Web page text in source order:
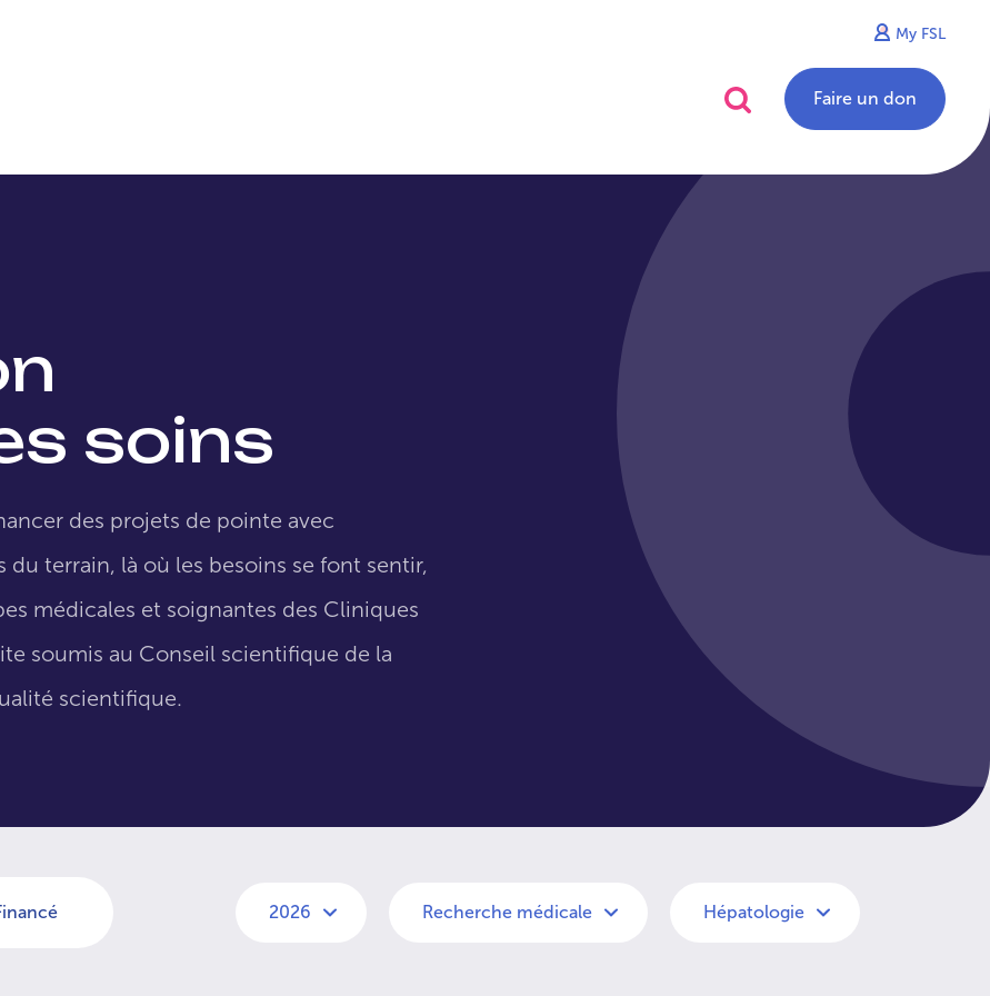
My FSL
Faire un don
soins
des projets de pointe avec
du terrain, là où les besoins se font sentir,
médicales et soignantes des Cliniques
soumis au Conseil scientifique de la
scientifique.
2026 Recherche médicale Hépatologie